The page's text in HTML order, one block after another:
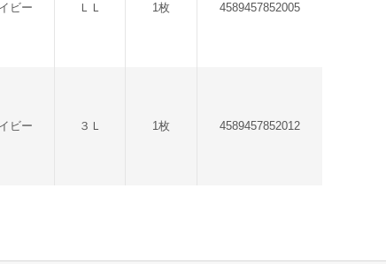
ビー ＬＬ 1枚 4589457852005
ビー ３Ｌ 1枚 4589457852012